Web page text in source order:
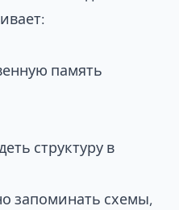
память
структуру в
запоминать схемы,